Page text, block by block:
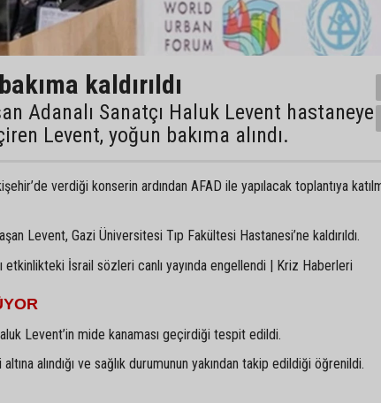
kaldırıldı
Adanalı Sanatçı Haluk Levent hastaneye
Levent, yoğun bakıma alındı.
verdiği konserin ardından AFAD ile yapılacak toplantıya
Levent, Gazi Üniversitesi Tıp Fakültesi Hastanesi’ne kaldırıldı.
Levent’in mide kanaması geçirdiği tespit edildi.
alındığı ve sağlık durumunun yakından takip edildiği öğrenildi.